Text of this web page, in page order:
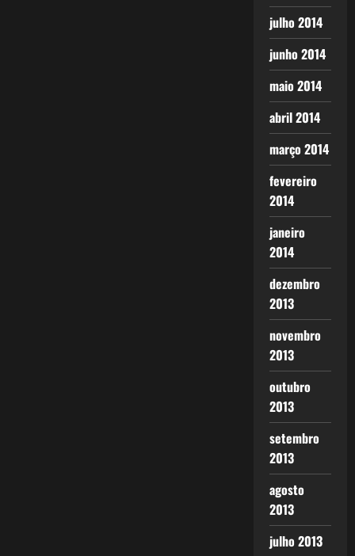
julho 2014
junho 2014
maio 2014
abril 2014
março 2014
fevereiro
2014
janeiro
2014
dezembro
2013
novembro
2013
outubro
2013
setembro
2013
agosto
2013
julho 2013